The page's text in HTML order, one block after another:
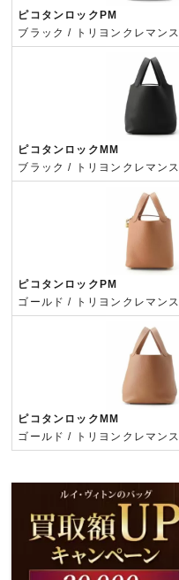
ピコタンロックPM
ブラック / トリヨンクレマンス
ピコタンロックMM
ブラック / トリヨンクレマンス
ピコタンロックPM
ゴールド / トリヨンクレマンス
ピコタンロックMM
ゴールド / トリヨンクレマンス